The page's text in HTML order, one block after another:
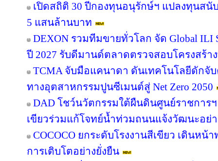
เปิดสถิติ 30 ปีกองทุนอนุรักษ์ฯ แปลงทุนส
5 แสนล้านบาท
DEXON รวมทีมขายทั่วโลก จัด Global ILI
ปี 2027 รับดีมานด์ตลาดตรวจสอบโครงสร้
TCMA จับมือแคนาดา ดันเทคโนโลยีดักจั
ทางอุตสาหกรรมปูนซีเมนต์สู่ Net Zero 2050
DAD โชว์นวัตกรรมใต้ผืนดินศูนย์ราชการ
เขียวร่วมแก้โจทย์น้ำท่วมถนนแจ้งวัฒนะอย่า
COCOCO ยกระดับโรงงานสีเขียว เดินห
การเติบโตอย่างยั่งยืน